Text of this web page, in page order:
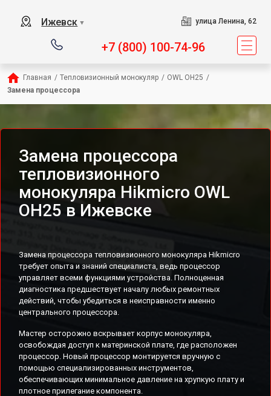
Ижевск ▼ улица Ленина, 62
+7 (800) 100-74-96
Главная / Тепловизионный монокуляр / OWL OH25 /
Замена процессора
Замена процессора
тепловизионного
монокуляра Hikmicro OWL
OH25 в Ижевске
Замена процессора тепловизионного монокуляра Hikmicro
требует опыта и знаний специалиста, ведь процессор
управляет всеми функциями устройства. Полноценная
диагностика предшествует началу любых ремонтных
действий, чтобы убедиться в неисправности именно
центрального процессора.
Мастер осторожно вскрывает корпус монокуляра,
освобождая доступ к материнской плате, где расположен
процессор. Новый процессор монтируется вручную с
помощью специализированных инструментов,
обеспечивающих минимальное давление на хрупкую плату и
плотное прилегание компонента.